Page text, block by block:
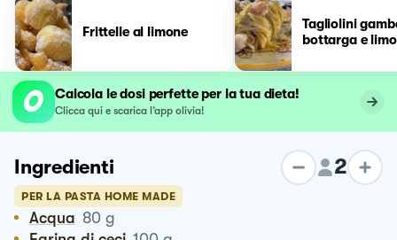
Frittelle al limone
Tagliolini
bottarga e
Calcola le dosi perfette per la tua dieta!
Clicca qui e scarica l’app olivia!
Ingredienti 2
PER LA PASTA HOME MADE
Acqua 80 g